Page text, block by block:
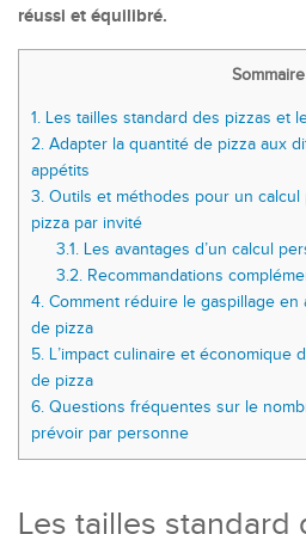
réussi et équilibré.
Sommaire
1. Les tailles standard des pizzas et
2. Adapter la quantité de pizza aux
appétits
3. Outils et méthodes pour un
pizza par invité
3.1. Les avantages d’un calcul
3.2. Recommandations
4. Comment réduire le gaspillage en
de pizza
5. L’impact culinaire et économique
de pizza
6. Questions fréquentes sur le
prévoir par personne
Les tailles standard